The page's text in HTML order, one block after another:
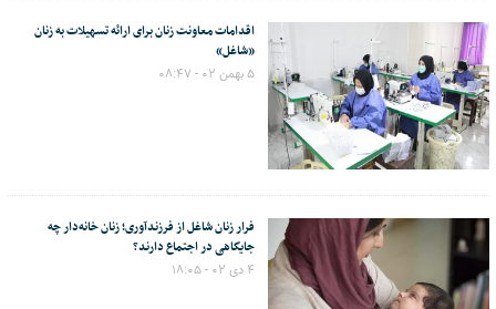
اقدامات معاونت زنان برای ارائه تسهیلات به زنان
«شاغل»
۵ بهمن ۰۲ - ۰۸:۴۷
فرار زنان شاغل از فرزندآوری؛ زنان خانه‌دار چه
جایگاهی در اجتماع دارند؟
۴ دی ۰۲ - ۱۸:۰۵